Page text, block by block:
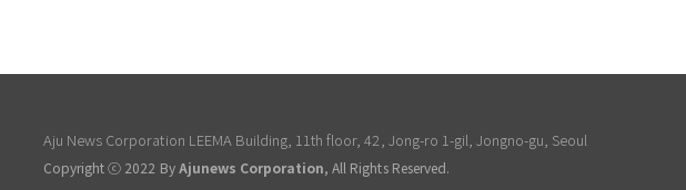
Aju News Corporation LEEMA Building, 11th floor, 42, Jong-ro 1-gil, Jongno-gu, Seoul
Copyright ⓒ 2022 ByAjunews Corporation, All Rights Reserved.